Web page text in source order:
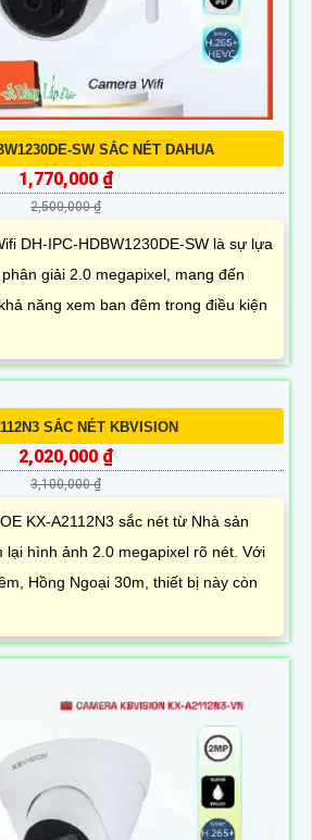
SW SẮC NÉT DAHUA
1,770,000 ₫
2,500,000 ₫
DH-IPC-HDBW1230DE-SW là sự lựa
giải 2.0 megapixel, mang đến
năng xem ban đêm trong điều kiện
2,020,000 ₫
3,100,000 ₫
KX-A2112N3 sắc nét từ Nhà sản